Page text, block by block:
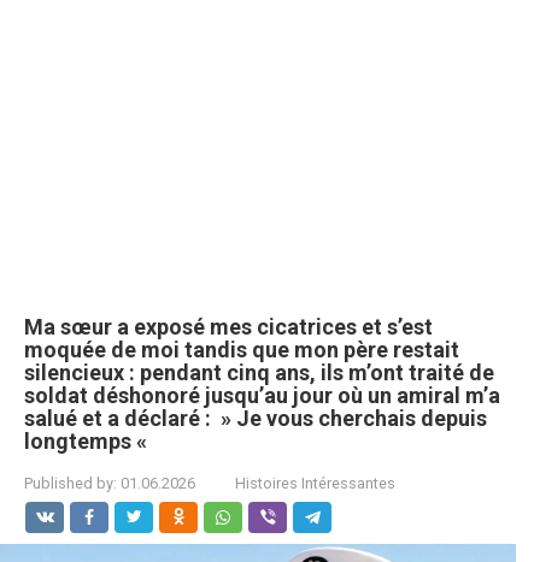
Ma sœur a exposé mes cicatrices et s’est
moquée de moi tandis que mon père restait
silencieux : pendant cinq ans, ils m’ont traité de
soldat déshonoré jusqu’au jour où un amiral m’a
salué et a déclaré : » Je vous cherchais depuis
longtemps «
Published by: 01.06.2026 Histoires Intéressantes